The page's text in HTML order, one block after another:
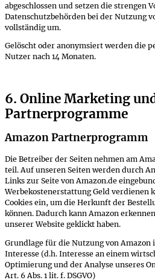
abgeschlossen und setzen die strengen
Datenschutzbehörden bei der Nutzung
vollständig um.
Gelöscht oder anonymsiert werden die
Nutzer nach 14 Monaten.
6. Online Marketing
Partnerprogramme
Amazon Partnerprogramm
Die Betreiber der Seiten nehmen am
teil. Auf unseren Seiten werden durch
Links zur Seite von Amazon.de
Werbekostenerstattung Geld verdienen
Cookies ein, um die Herkunft der
können. Dadurch kann Amazon
unserer Website geklickt haben.
Grundlage für die Nutzung von Amazon
Interesse (d.h. Interesse an einem
Optimierung und der Analyse unseres
Art. 6 Abs. 1 lit. f. DSGVO)